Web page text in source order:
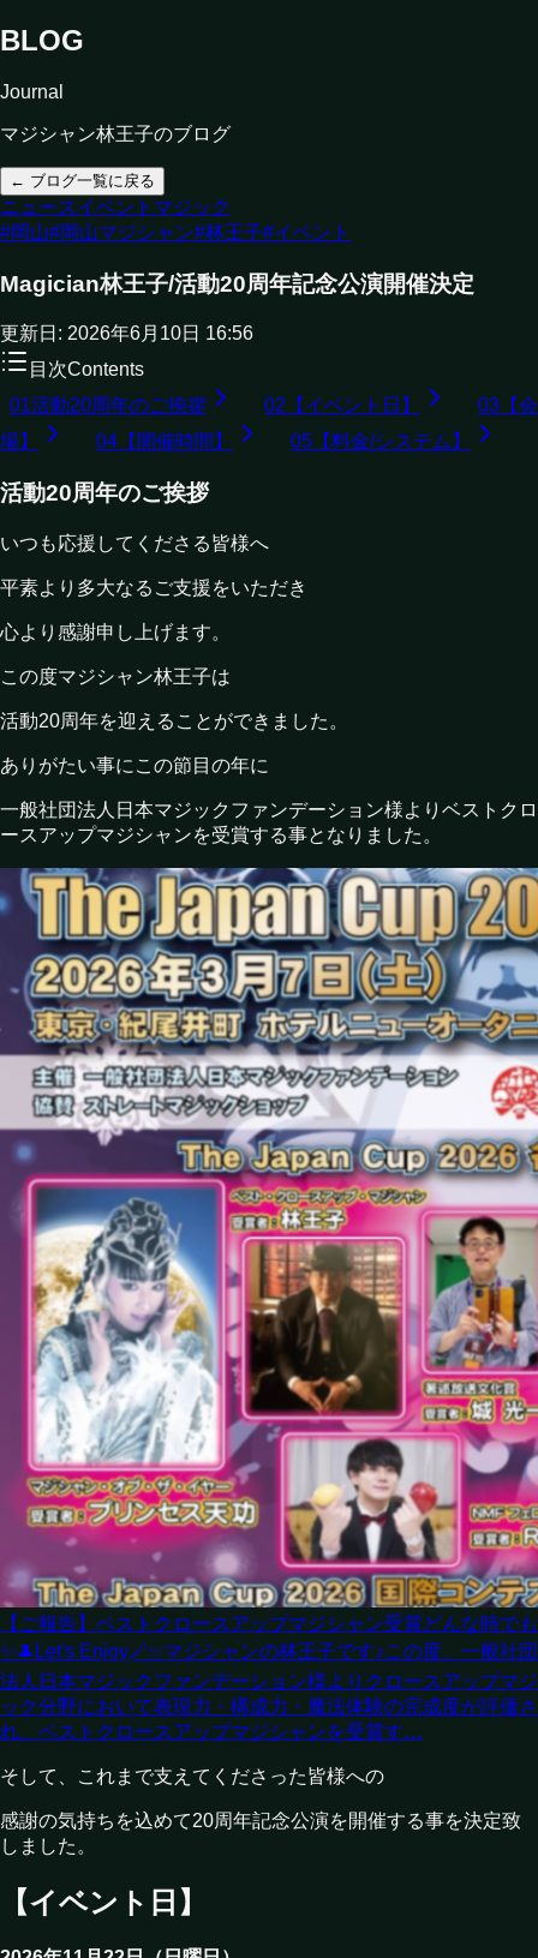
BLOG
Journal
マジシャン林王子のブログ
← ブログ一覧に戻る
ニュースイベント マジック
#岡山#岡山マジシャン#林王子#イベント
Magician林王子/活動20周年記念公演開催決定
更新日: 2026年6月10日 16:56
目次Contents
01活動20周年のご挨拶 02 【イベント日】 03 【会
場】
04 【開催時間】 05 【料金/システム】
活動20周年のご挨拶
いつも応援してくださる皆様へ
平素より多大なるご支援をいただき
心より感謝申し上げます。
この度マジシャン林王子は
活動20周年を迎えることができました。
ありがたい事にこの節目の年に
一般社団法人日本マジックファンデーション様よりベストクロ
ースアップマジシャンを受賞する事となりました。
【ご報告】ベストクロースアップマジシャン受賞どんな時でも
✨🎩Let's Enjoy🪄✨マジシャンの林王子です♪この度、一般社団
法人日本マジックファンデーション様よりクロースアップマジ
ック分野において表現力・構成力・魔法体験の完成度が評価さ
れ、ベストクロースアップマジシャンを受賞す…
そして、これまで支えてくださった皆様への
感謝の気持ちを込めて20周年記念公演を開催する事を決定致
しました。
【イベント日】